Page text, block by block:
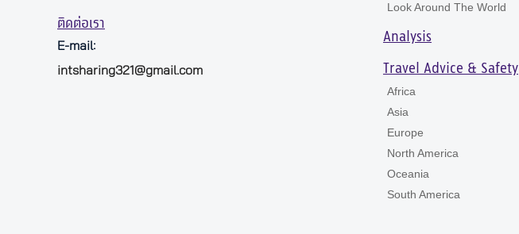
ติดต่อเรา
E-mail:
intsharing321@gmail.com
Look Around The World
Analysis
Travel Advice & Safety
Africa
Asia
Europe
North America
Oceania
South America